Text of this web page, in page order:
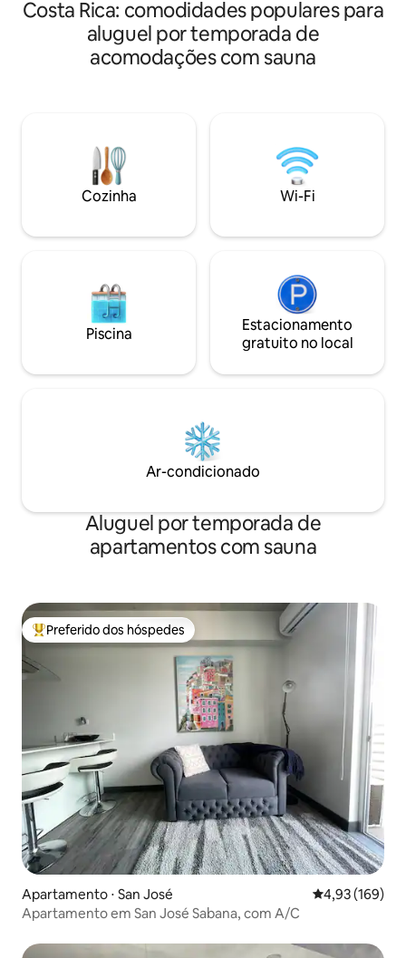
de manhã para a vista mais magnífica do
vulcão Irazú, desfrutando de uma xícara
do café gourmet costarican mais
delicioso restaurante, finalmente de
volta para casa, uma confortável cama
queen vai recebê-lo. Toneladas de
transporte público disponíveis, incluindo
Cortinas blackout
para recarregar
Restaurantes
Jardins
lavanderia com
disponível - Ar-
Estacionamento
Costa Rica: comodidades populares para
aluguel por temporada de
acomodações com sauna
Cozinha Wi-Fi
Piscina
Estacionamento
gratuito no local
Ar-condicionado
Aluguel por temporada de
apartamentos com sauna
Entre os melhores preferidos dos hóspedes
Preferido dos hóspedes
Apartamento ⋅ San José 4,93 de uma
4,93 (169)
Apartamento em San José Sabana, com A/C